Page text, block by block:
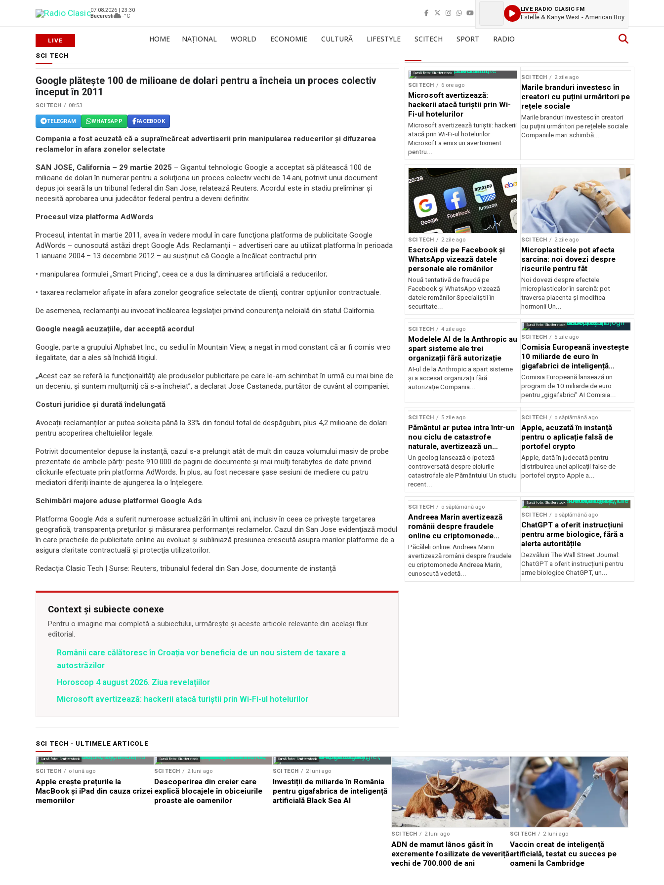
07.08.2026 | 23:30
Bucuresti
--°C
LIVE RADIO CLASIC FM
Estelle & Kanye West - American Boy
HOME NAȚIONAL WORLD ECONOMIE CULTURĂ LIFESTYLE SCITECH SPORT RADIO
SCI TECH
Google plătește 100 de milioane de dolari pentru a încheia un proces colectiv
început în 2011
SCI TECH 08:53
TELEGRAM WHATSAPP FACEBOOK
Compania a fost acuzată că a supraîncărcat advertiserii prin manipularea reducerilor și difuzarea
reclamelor în afara zonelor selectate
SAN JOSE, California – 29 martie 2025 – Gigantul tehnologic Google a acceptat să plătească 100 de
milioane de dolari în numerar pentru a soluţiona un proces colectiv vechi de 14 ani, potrivit unui document
depus joi seară la un tribunal federal din San Jose, relatează Reuters. Acordul este în stadiu preliminar și
necesită aprobarea unui judecător federal pentru a deveni definitiv.
Procesul viza platforma AdWords
Procesul, intentat în martie 2011, avea în vedere modul în care funcţiona platforma de publicitate Google
AdWords – cunoscută astăzi drept Google Ads. Reclamanții – advertiseri care au utilizat platforma în perioada
1 ianuarie 2004 – 13 decembrie 2012 – au susținut că Google a încălcat contractul prin:
• manipularea formulei „Smart Pricing”, ceea ce a dus la diminuarea artificială a reducerilor;
• taxarea reclamelor afişate în afara zonelor geografice selectate de clienți, contrar opțiunilor contractuale.
De asemenea, reclamanţii au invocat încălcarea legislaţiei privind concurenţa neloială din statul California.
Google neagă acuzațiile, dar acceptă acordul
Google, parte a grupului Alphabet Inc., cu sediul în Mountain View, a negat în mod constant că ar fi comis vreo
ilegalitate, dar a ales să închidă litigiul.
„Acest caz se referă la funcţionalităţi ale produselor publicitare pe care le-am schimbat în urmă cu mai bine de
un deceniu, şi suntem mulţumiţi că s-a încheiat”, a declarat Jose Castaneda, purtător de cuvânt al companiei.
Costuri juridice și durată îndelungată
Avocații reclamanților ar putea solicita până la 33% din fondul total de despăgubiri, plus 4,2 milioane de dolari
pentru acoperirea cheltuielilor legale.
Potrivit documentelor depuse la instanţă, cazul s-a prelungit atât de mult din cauza volumului masiv de probe
prezentate de ambele părți: peste 910.000 de pagini de documente și mai mulţi terabytes de date privind
clickurile efectuate prin platforma AdWords. În plus, au fost necesare șase sesiuni de mediere cu patru
mediatori diferiți înainte de ajungerea la o înţelegere.
Schimbări majore aduse platformei Google Ads
Platforma Google Ads a suferit numeroase actualizări în ultimii ani, inclusiv în ceea ce privește targetarea
geografică, transparenţa preţurilor și măsurarea performanței reclamelor. Cazul din San Jose evidenţiază modul
în care practicile de publicitate online au evoluat și subliniază presiunea crescută asupra marilor platforme de a
asigura claritate contractuală și protecţia utilizatorilor.
Redacția Clasic Tech | Surse: Reuters, tribunalul federal din San Jose, documente de instanță
Context și subiecte conexe
Pentru o imagine mai completă a subiectului, urmărește și aceste articole relevante din același flux
editorial.
Românii care călătoresc în Croația vor beneficia de un nou sistem de taxare a
autostrăzilor
Horoscop 4 august 2026. Ziua revelațiilor
Microsoft avertizează: hackerii atacă turiștii prin Wi-Fi-ul hotelurilor
Sursă foto: Shutterstock
SCI TECH 6 ore ago
Microsoft avertizează:
hackerii atacă turiștii prin Wi-
Fi-ul hotelurilor
Microsoft avertizează turiștii: hackerii
atacă prin Wi-Fi-ul hotelurilor
Microsoft a emis un avertisment
pentru...
SCI TECH 2 zile ago
Marile branduri investesc în
creatori cu puțini urmăritori pe
rețele sociale
Marile branduri investesc în creatori
cu puțini urmăritori pe rețelele sociale
Companiile mari schimbă...
SCI TECH 2 zile ago
Escrocii de pe Facebook și
WhatsApp vizează datele
personale ale românilor
Nouă tentativă de fraudă pe
Facebook și WhatsApp vizează
datele românilor Specialiștii în
securitate...
SCI TECH 2 zile ago
Microplasticele pot afecta
sarcina: noi dovezi despre
riscurile pentru făt
Noi dovezi despre efectele
microplasticelor în sarcină: pot
traversa placenta și modifica
hormonii Un...
SCI TECH 4 zile ago
Modelele AI de la Anthropic au
spart sisteme ale trei
organizații fără autorizație
AI-ul de la Anthropic a spart sisteme
și a accesat organizații fără
autorizație Compania...
Sursă foto: Shutterstock
SCI TECH 5 zile ago
Comisia Europeană investește
10 miliarde de euro în
gigafabrici de inteligență
artificială
Comisia Europeană lansează un
program de 10 miliarde de euro
pentru „gigafabrici” AI Comisia...
SCI TECH 5 zile ago
Pământul ar putea intra într-un
nou ciclu de catastrofe
naturale, avertizează un
geolog
Un geolog lansează o ipoteză
controversată despre ciclurile
catastrofale ale Pământului Un studiu
recent...
SCI TECH o săptămână ago
Apple, acuzată în instanță
pentru o aplicație falsă de
portofel crypto
Apple, dată în judecată pentru
distribuirea unei aplicații false de
portofel crypto Apple a...
SCI TECH o săptămână ago
Andreea Marin avertizează
românii despre fraudele
online cu criptomonede
folosindu-i imaginea
Păcăleli online: Andreea Marin
avertizează românii despre fraudele
cu criptomonede Andreea Marin,
cunoscută vedetă...
Sursă foto: Shutterstock
SCI TECH o săptămână ago
ChatGPT a oferit instrucțiuni
pentru arme biologice, fără a
alerta autoritățile
Dezvăluiri The Wall Street Journal:
ChatGPT a oferit instrucțiuni pentru
arme biologice ChatGPT, un...
SCI TECH - ULTIMELE ARTICOLE
Sursă foto: Shutterstock
SCI TECH o lună ago
Apple crește prețurile la
MacBook și iPad din cauza crizei
memoriilor
Sursă foto: Shutterstock
SCI TECH 2 luni ago
Descoperirea din creier care
explică blocajele în obiceiurile
proaste ale oamenilor
Sursă foto: Shutterstock
SCI TECH 2 luni ago
Investiții de miliarde în România
pentru gigafabrica de inteligență
artificială Black Sea AI
SCI TECH 2 luni ago
ADN de mamut lânos găsit în
excremente fosilizate de veveriță
vechi de 700.000 de ani
SCI TECH 2 luni ago
Vaccin creat de inteligență
artificială, testat cu succes pe
oameni la Cambridge